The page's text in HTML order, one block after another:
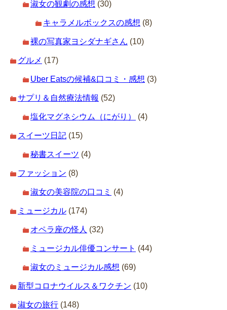
淑女の観劇の感想 (30)
キャラメルボックスの感想 (8)
裸の写真家ヨシダナギさん (10)
グルメ (17)
Uber Eatsの候補&口コミ・感想 (3)
サプリ＆自然療法情報 (52)
塩化マグネシウム（にがり） (4)
スイーツ日記 (15)
秘書スイーツ (4)
ファッション (8)
淑女の美容院の口コミ (4)
ミュージカル (174)
オペラ座の怪人 (32)
ミュージカル俳優コンサート (44)
淑女のミュージカル感想 (69)
新型コロナウイルス＆ワクチン (10)
淑女の旅行 (148)